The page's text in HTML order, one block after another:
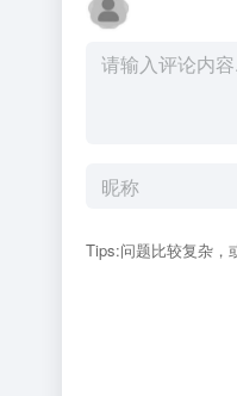
Tips:问题比较复杂，